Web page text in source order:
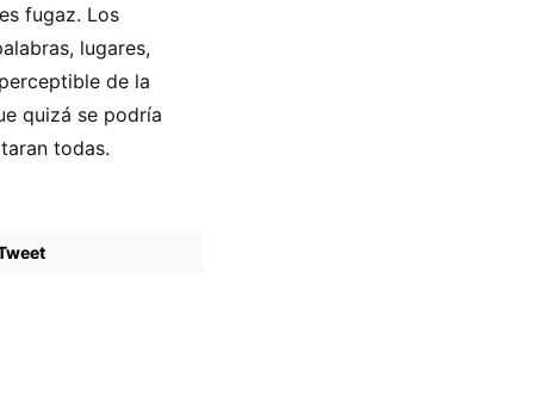
fugaz. Los
lugares,
de la
quizá se podría
todas.